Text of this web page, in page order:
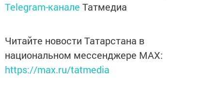
Telegram-канале Татмедиа
Читайте новости Татарстана в
национальном мессенджере MАХ:
https://max.ru/tatmedia